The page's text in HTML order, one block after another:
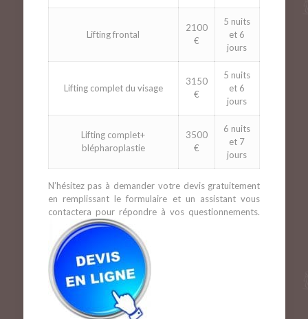
Lifting frontal
2100
€
5 nuits
et 6
jours
Lifting complet du visage
3150
€
5 nuits
et 6
jours
Lifting complet+
blépharoplastie
3500
€
6 nuits
et 7
jours
N’hésitez pas à demander votre devis gratuitement
en remplissant le formulaire et un assistant vous
contactera pour répondre à vos questionnements.